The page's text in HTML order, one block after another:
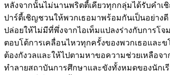
หลังจากนั้นไม่นานพริตตี้เคียวทุกกลุ่มได้รับคำ
ปาร์ตี้เชิญชวนให้พวกเธอมาพร้อมกันเป็นอย่าง
ปล่อยให้ไม่มีที่พึ่งจากไอเท็มแปลงร่างกับการโจ
ตอบโต้การเคลื่อนไหวทุกครั้งของพวกเธอและ
ต้องกังวลและให้ไปตามหาขอความช่วยเหลือจา
ทำลายสถาบันการศึกษาและขังทั้งหมดของนักเรี